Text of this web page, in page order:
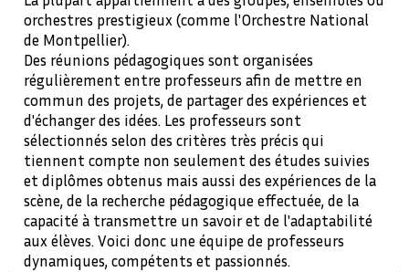
orchestres prestigieux (comme l'Orchestre National
de Montpellier).
Des réunions pédagogiques sont organisées
régulièrement entre professeurs afin de mettre en
commun des projets, de partager des expériences et
d'échanger des idées. Les professeurs sont
sélectionnés selon des critères très précis qui
tiennent compte non seulement des études suivies
et diplômes obtenus mais aussi des expériences de la
scène, de la recherche pédagogique effectuée, de la
capacité à transmettre un savoir et de l'adaptabilité
aux élèves. Voici donc une équipe de professeurs
dynamiques, compétents et passionnés.